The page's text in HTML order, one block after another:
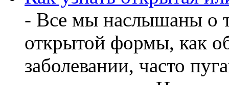
- Все мы наслышаны о
открытой формы, как
заболевании, часто